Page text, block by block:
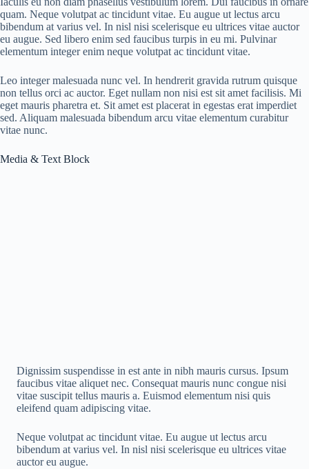
quam. Neque volutpat ac tincidunt vitae. Eu augue ut lectus arcu
bibendum at varius vel. In nisl nisi scelerisque eu ultrices vitae auctor
eu augue. Sed libero enim sed faucibus turpis in eu mi. Pulvinar
elementum integer enim neque volutpat ac tincidunt vitae.
Leo integer malesuada nunc vel. In hendrerit gravida rutrum quisque
non tellus orci ac auctor. Eget nullam non nisi est sit amet facilisis. Mi
eget mauris pharetra et. Sit amet est placerat in egestas erat imperdiet
sed. Aliquam malesuada bibendum arcu vitae elementum curabitur
vitae nunc.
Media & Text Block
Dignissim suspendisse in est ante in nibh mauris cursus. Ipsum
faucibus vitae aliquet nec. Consequat mauris nunc congue nisi
vitae suscipit tellus mauris a. Euismod elementum nisi quis
eleifend quam adipiscing vitae.
Neque volutpat ac tincidunt vitae. Eu augue ut lectus arcu
bibendum at varius vel. In nisl nisi scelerisque eu ultrices vitae
auctor eu augue.